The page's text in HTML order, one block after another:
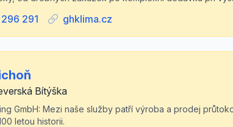
291 ghklima.cz
Bítýška
GmbH: Mezi naše služby patří výroba a prodej
letou historii.